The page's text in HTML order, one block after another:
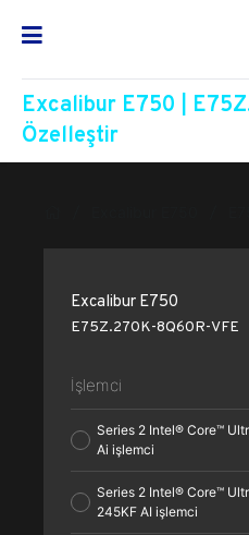
Excalibur E750 |
Özelleştir
Excalibur E750
E75Z.270K-8Q60R-VFE
İşlemci
Series 2 Intel® Core™
Ai işlemci
Series 2 Intel® Core™
245KF AI işlemci